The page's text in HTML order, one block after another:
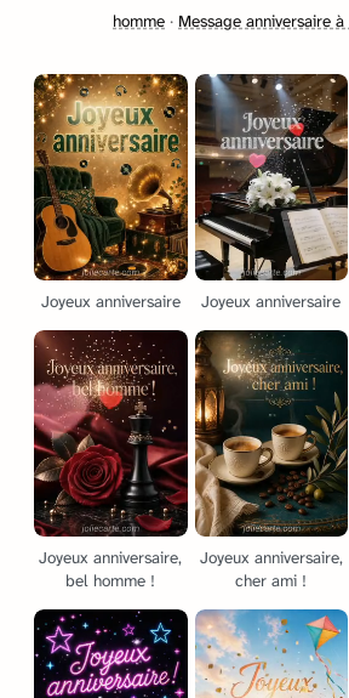
homme · Message anniversaire
Joyeux anniversaire Joyeux anniversaire
Joyeux anniversaire,
bel homme !
Joyeux anniversaire,
cher ami !